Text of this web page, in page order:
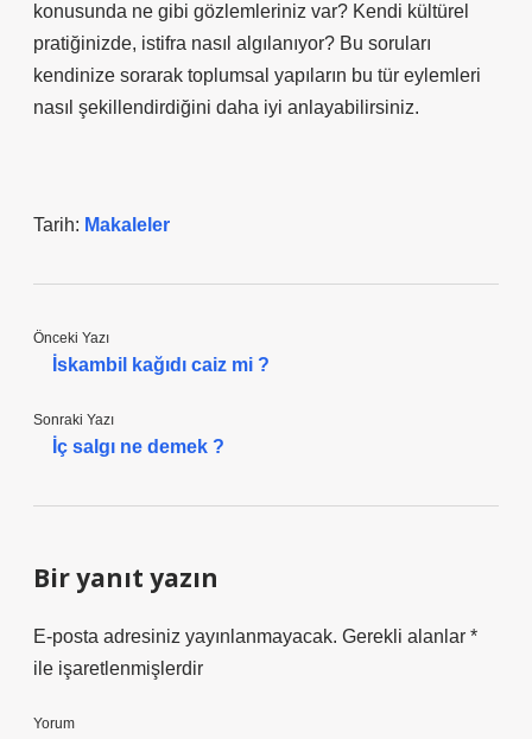
konusunda ne gibi gözlemleriniz var? Kendi kültürel
pratiğinizde, istifra nasıl algılanıyor? Bu soruları
kendinize sorarak toplumsal yapıların bu tür eylemleri
nasıl şekillendirdiğini daha iyi anlayabilirsiniz.
Tarih: Makaleler
Önceki Yazı
İskambil kağıdı caiz mi ?
Sonraki Yazı
İç salgı ne demek ?
Bir yanıt yazın
E-posta adresiniz yayınlanmayacak. Gerekli alanlar *
ile işaretlenmişlerdir
Yorum